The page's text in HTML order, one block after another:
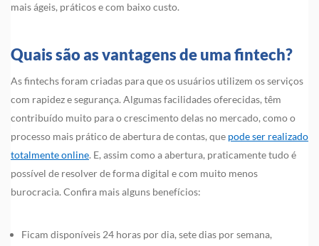
mais ágeis, práticos e com baixo custo.
Quais são as vantagens de uma fintech?
As fintechs foram criadas para que os usuários utilizem os serviços
com rapidez e segurança. Algumas facilidades oferecidas, têm
contribuído muito para o crescimento delas no mercado, como o
processo mais prático de abertura de contas, que pode ser realizado
totalmente online. E, assim como a abertura, praticamente tudo é
possível de resolver de forma digital e com muito menos
burocracia. Confira mais alguns benefícios:
Ficam disponíveis 24 horas por dia, sete dias por semana,